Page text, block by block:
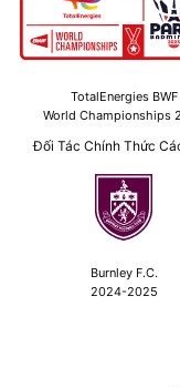
TotalEnergies BWF
World Championships
Đối Tác Chính Thức
Burnley F.C.
2024-2025